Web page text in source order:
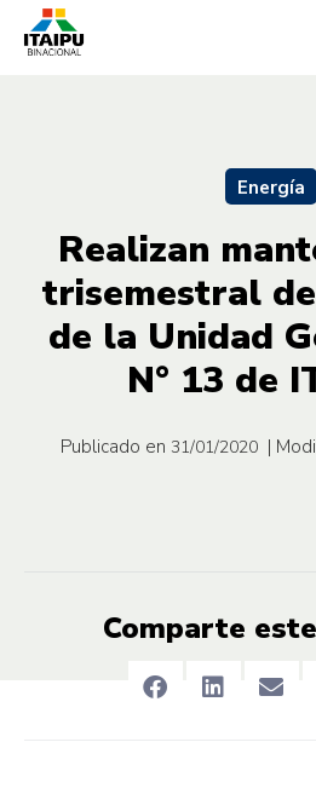
Energía
Realizan
trisemestral
de la Unidad
N° 13 de
Publicado en 31/01/2020 |
Comparte